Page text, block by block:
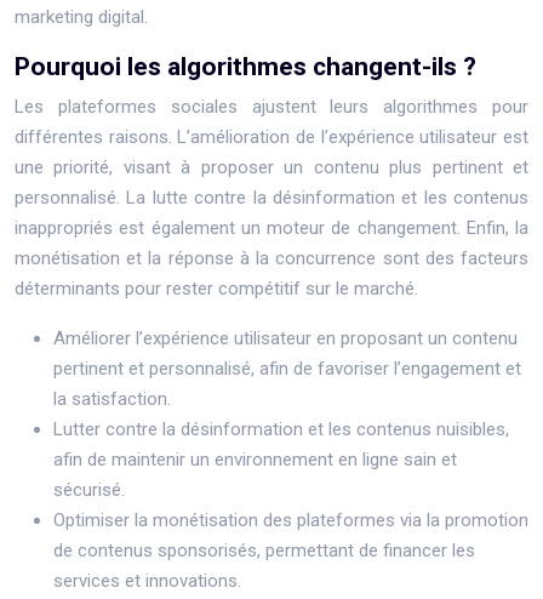
marketing digital.
Pourquoi les algorithmes changent-ils ?
Les plateformes sociales ajustent leurs algorithmes pour
différentes raisons. L’amélioration de l’expérience utilisateur est
une priorité, visant à proposer un contenu plus pertinent et
personnalisé. La lutte contre la désinformation et les contenus
inappropriés est également un moteur de changement. Enfin, la
monétisation et la réponse à la concurrence sont des facteurs
déterminants pour rester compétitif sur le marché.
Améliorer l’expérience utilisateur en proposant un contenu
pertinent et personnalisé, afin de favoriser l’engagement et
la satisfaction.
Lutter contre la désinformation et les contenus nuisibles,
afin de maintenir un environnement en ligne sain et
sécurisé.
Optimiser la monétisation des plateformes via la promotion
de contenus sponsorisés, permettant de financer les
services et innovations.